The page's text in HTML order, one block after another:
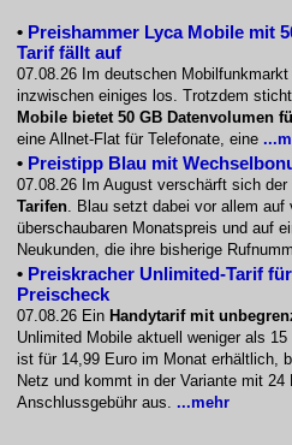
• Preishammer Lyca Mobile mit
Tarif fällt auf
07.08.26 Im deutschen
inzwischen einiges los. Trotzdem
Mobile bietet 50 GB Datenvolumen
eine Allnet-Flat für Telefonate, eine
• Preistipp Blau mit
07.08.26 Im August verschärft sich
Tarifen. Blau setzt dabei vor allem auf
überschaubaren Monatspreis und auf
Neukunden, die ihre bisherige
• Preiskracher Unlimited-Tarif
Preischeck
07.08.26 Ein Handytarif mit
Unlimited Mobile aktuell weniger als 15
ist für 14,99 Euro im Monat erhältlich,
Netz und kommt in der Variante mit 24
Anschlussgebühr aus. ...mehr